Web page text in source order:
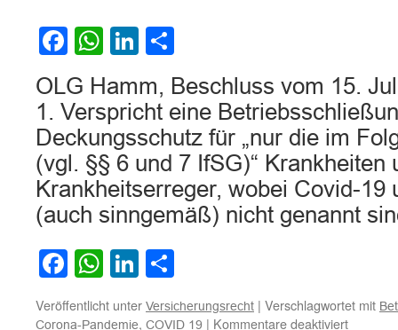
im
mit
der
Corona-
Facebook
WhatsApp
LinkedIn
OLG Hamm, Beschluss vom 15.
1. Verspricht eine
Deckungsschutz für „nur die im
(vgl. §§ 6 und 7 IfSG)“ Krankheiten
Krankheitserreger, wobei Covid-19
(auch sinngemäß) nicht genannt
Facebook
WhatsApp
LinkedIn
Veröffentlicht unter Versicherungsrecht | Verschlagwortet mit
Corona-Pandemie, COVID 19 | Kommentare deaktiviertfür